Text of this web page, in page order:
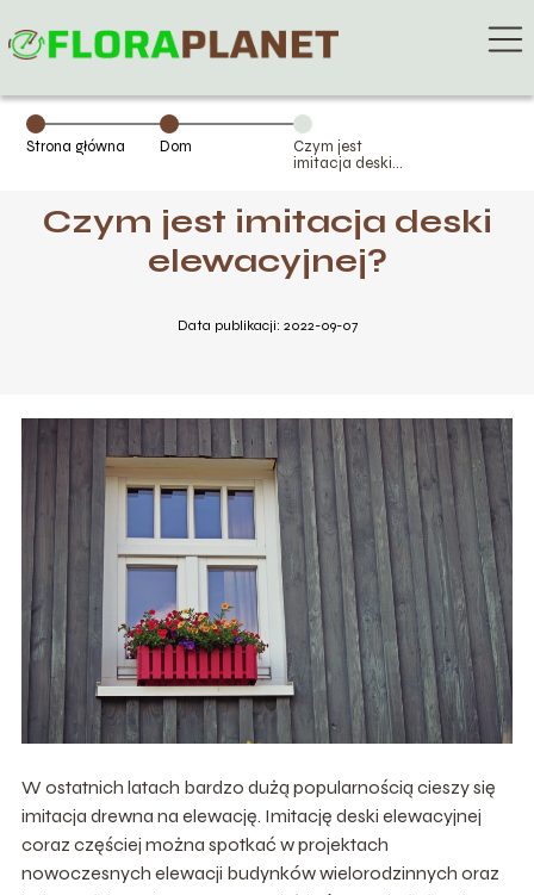
Strona główna Dom
Czym jest
imitacja deski
Czym jest imitacja deski
elewacyjnej?
Data publikacji: 2022-09-07
W ostatnich latach bardzo dużą popularnością cieszy się
imitacja drewna na elewację. Imitację deski elewacyjnej
coraz częściej można spotkać w projektach
nowoczesnych elewacji budynków wielorodzinnych oraz